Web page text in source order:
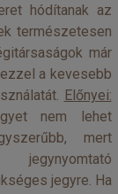
hódítanak az
természetesen
már
a kevesebb
Előnyei:
nem lehet
mert
jegynyomtató
jegyre. Ha